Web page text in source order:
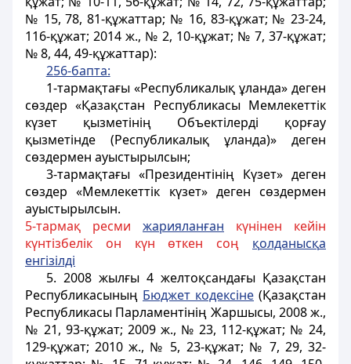
№ 15, 78, 81-құжаттар; № 16, 83-құжат; № 23-24,
116-құжат; 2014 ж., № 2, 10-құжат; № 7, 37-құжат;
№ 8, 44, 49-құжаттар):
256-бапта:
1-тармақтағы «Республикалық ұланда» деген
сөздер «Қазақстан Республикасы Мемлекеттік
күзет қызметінің Объектілерді қорғау
қызметінде (Республикалық ұланда)» деген
сөздермен ауыстырылсын;
3-тармақтағы «Президентінің Күзет» деген
сөздер «Мемлекеттік күзет» деген сөздермен
ауыстырылсын.
5-тармақ ресми жарияланған күнінен кейін
күнтізбелік он күн өткен соң қолданысқа
енгізілді
5. 2008 жылғы 4 желтоқсандағы Қазақстан
Республикасының Бюджет кодексiне (Қазақстан
Республикасы Парламентiнiң Жаршысы, 2008 ж.,
№ 21, 93-құжат; 2009 ж., № 23, 112-құжат; № 24,
129-құжат; 2010 ж., № 5, 23-құжат; № 7, 29, 32-